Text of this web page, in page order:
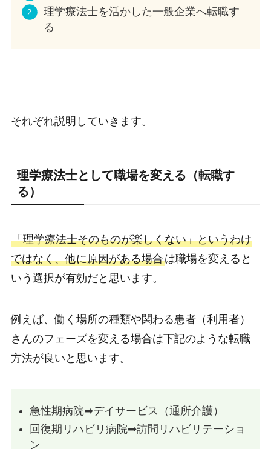
理学療法士を活かした一般企業へ転職す
る
それぞれ説明していきます。
理学療法士として職場を変える（転職す
る）
「理学療法士そのものが楽しくない」というわけ
ではなく、他に原因がある場合は職場を変えると
いう選択が有効だと思います。
例えば、働く場所の種類や関わる患者（利用者）
さんのフェーズを変える場合は下記のような転職
方法が良いと思います。
急性期病院➡︎デイサービス（通所介護）
回復期リハビリ病院➡︎訪問リハビリテーショ
ン